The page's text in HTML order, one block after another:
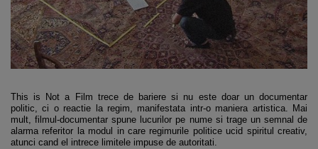
This is Not a Film trece de bariere si nu este doar un documentar
politic, ci o reactie la regim, manifestata intr-o maniera artistica. Mai
mult, filmul-documentar spune lucurilor pe nume si trage un semnal de
alarma referitor la modul in care regimurile politice ucid spiritul creativ,
atunci cand el intrece limitele impuse de autoritati.